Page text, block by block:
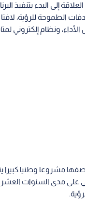
إلى البدء بتنفيذ
الطموحة للرؤية، لافتا
ونظام إلكتروني
مشروعا وطنيا
مدى السنوات العشر